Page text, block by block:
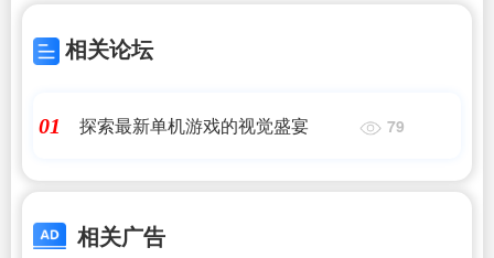
相关论坛
01 探索最新单机游戏的视觉盛宴 79
相关广告